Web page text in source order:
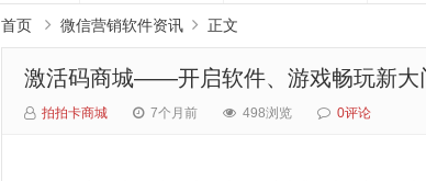
首页 微信营销软件资讯 正文
激活码商城——开启软件、游戏畅玩新大
拍拍卡商城 7个月前 498浏览 0评论